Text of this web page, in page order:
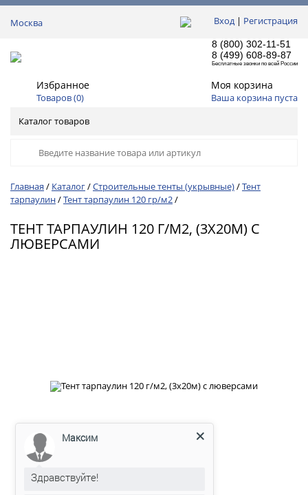
Главная Каталог Строительные тенты (укрывные)
Тент
тарпаулин
Тент тарпаулин 120 гр/м2
ТЕНТ ТАРПАУЛИН 120 Г/М2, (3Х20М) С
ЛЮВЕРСАМИ
Москва Вход| Регистрация
8 (800) 302-11-51
8 (499) 608-89-87
Бесплатные звонки по всей России
Избранное
Товаров (0)
Моя корзина
Ваша корзина пуста
Каталог товаров
Максим
Здравствуйте!